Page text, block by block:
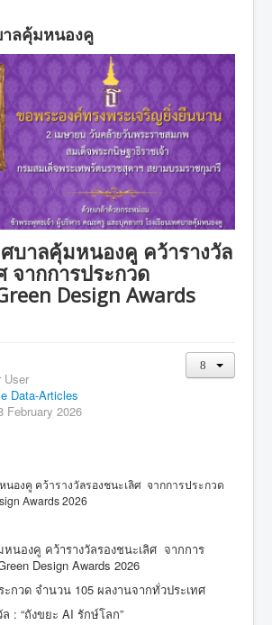
องคู
นองคู
หนองคู
ยศ
ดทิ้งกัน
ยุทธศาสตร์
องค์กร
เบียบโรงเรียน
าการครู
าลคุ้มหนองคู
ศบาลคุ้มหนองคู คว้ารางวัล
จากการประกวด
Design Awards
User
Data-Articles
February 2026
นองคู คว้ารางวัลรองชนะเลิศ จากการประกวด
Awards 2026
หนองคู คว้ารางวัลรองชนะเลิศ จากการ
Design Awards 2026
ะกวด จำนวน 105 ผลงานจากทั่วประเทศ
: “ถังขยะ AI รักษ์โลก”